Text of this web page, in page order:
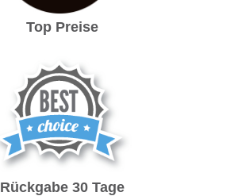
Top Preise
Rückgabe 30 Tage